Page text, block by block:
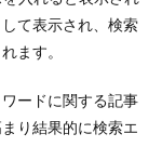
て表示され、検索
ます。
ードに関する記事
り結果的に検索エ